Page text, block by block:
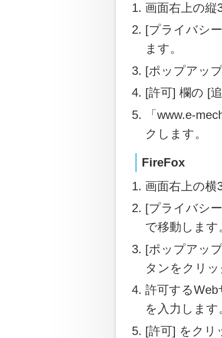
画面右上の
[プライバシ
ます。
[ポップアッ
[許可] 欄の [
「www.e-
クします。
FireFox
画面右上の
[プライバシ
で移動します
[ポップアッ
タンをクリ
許可するWeb
を入力します
[許可] をクリ